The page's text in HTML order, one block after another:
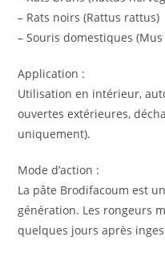
– Rats noirs (Rattus rattus)
– Souris domestiques
Application :
Utilisation en intérieur,
ouvertes extérieures,
uniquement).
Mode d’action :
La pâte Brodifacoum est
génération. Les rongeurs
quelques jours après